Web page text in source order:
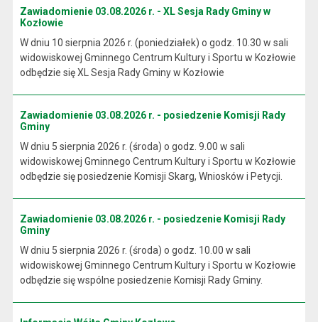
Zawiadomienie 03.08.2026 r. - XL Sesja Rady Gminy w
Kozłowie
W dniu 10 sierpnia 2026 r. (poniedziałek) o godz. 10.30 w sali
widowiskowej Gminnego Centrum Kultury i Sportu w Kozłowie
odbędzie się XL Sesja Rady Gminy w Kozłowie
Zawiadomienie 03.08.2026 r. - posiedzenie Komisji Rady
Gminy
W dniu 5 sierpnia 2026 r. (środa) o godz. 9.00 w sali
widowiskowej Gminnego Centrum Kultury i Sportu w Kozłowie
odbędzie się posiedzenie Komisji Skarg, Wniosków i Petycji.
Zawiadomienie 03.08.2026 r. - posiedzenie Komisji Rady
Gminy
W dniu 5 sierpnia 2026 r. (środa) o godz. 10.00 w sali
widowiskowej Gminnego Centrum Kultury i Sportu w Kozłowie
odbędzie się wspólne posiedzenie Komisji Rady Gminy.